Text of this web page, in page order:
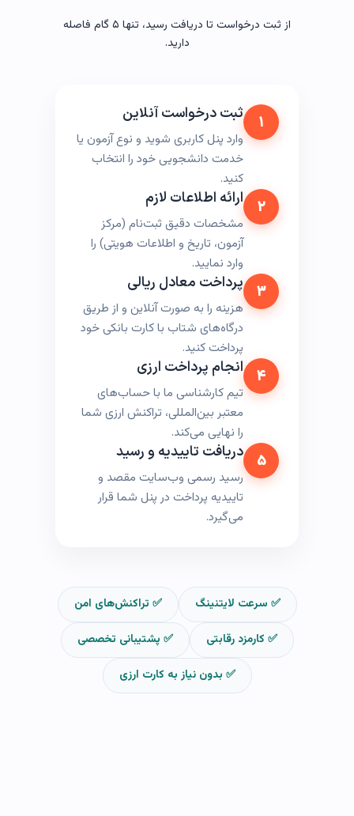
از ثبت درخواست تا دریافت رسید، تنها ۵ گام فاصله
دارید.
۱ ثبت درخواست آنلاین
وارد پنل کاربری شوید و نوع آزمون یا
خدمت دانشجویی خود را انتخاب
کنید.
۲ ارائه اطلاعات لازم
مشخصات دقیق ثبت‌نام (مرکز
آزمون، تاریخ و اطلاعات هویتی) را
وارد نمایید.
۳ پرداخت معادل ریالی
هزینه را به صورت آنلاین و از طریق
درگاه‌های شتاب با کارت بانکی خود
پرداخت کنید.
۴ انجام پرداخت ارزی
تیم کارشناسی ما با حساب‌های
معتبر بین‌المللی، تراکنش ارزی شما
را نهایی می‌کند.
۵ دریافت تاییدیه و رسید
رسید رسمی وب‌سایت مقصد و
تاییدیه پرداخت در پنل شما قرار
می‌گیرد.
✅ سرعت لایتنینگ ✅ تراکنش‌های امن
✅ کارمزد رقابتی ✅ پشتیبانی تخصصی
✅ بدون نیاز به کارت ارزی